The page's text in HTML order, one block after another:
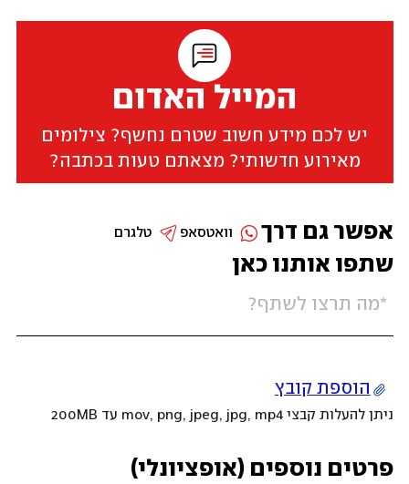
המייל האדום
יש לכם מידע חשוב שטרם נחשף? צילומים
מאירוע חדשותי? מצאתם טעות בכתבה?
שתפו אותנו כאן
הוספת קובץ
ניתן להעלות קבצי mov, png, jpeg, jpg, mp4 עד 200MB
פרטים נוספים (אופציונלי)
אפשר גם דרך טלגרם וואטסאפ